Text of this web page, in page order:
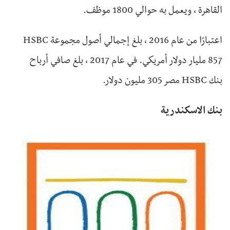
القاهرة ، ويعمل به حوالي 1800 موظف.
اعتبارًا من عام 2016 ، بلغ إجمالي أصول مجموعة HSBC
857 مليار دولار أمريكي. في عام 2017 ، بلغ صافي أرباح
بنك HSBC مصر 305 مليون دولار.
بنك الاسكندرية